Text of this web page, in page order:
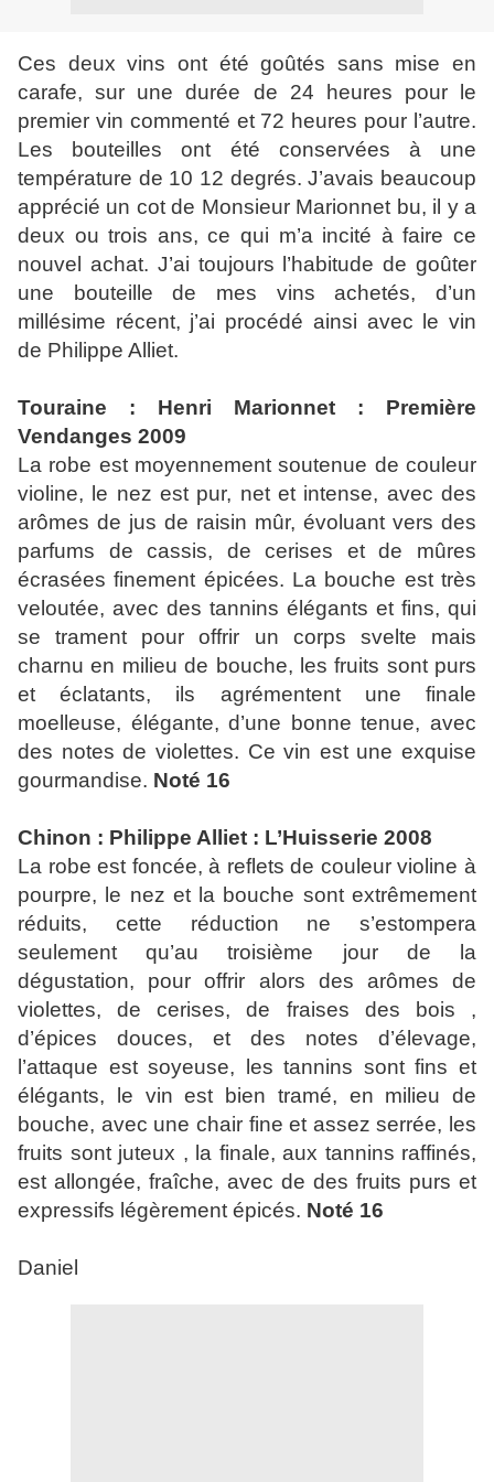
Ces deux vins ont été goûtés sans mise en
carafe, sur une durée de 24 heures pour le
premier vin commenté et 72 heures pour l’autre.
Les bouteilles ont été conservées à une
température de 10 12 degrés. J’avais beaucoup
apprécié un cot de Monsieur Marionnet bu, il y a
deux ou trois ans, ce qui m’a incité à faire ce
nouvel achat. J’ai toujours l’habitude de goûter
une bouteille de mes vins achetés, d’un
millésime récent, j’ai procédé ainsi avec le vin
de Philippe Alliet.
Touraine : Henri Marionnet : Première
Vendanges 2009
La robe est moyennement soutenue de couleur
violine, le nez est pur, net et intense, avec des
arômes de jus de raisin mûr, évoluant vers des
parfums de cassis, de cerises et de mûres
écrasées finement épicées. La bouche est très
veloutée, avec des tannins élégants et fins, qui
se trament pour offrir un corps svelte mais
charnu en milieu de bouche, les fruits sont purs
et éclatants, ils agrémentent une finale
moelleuse, élégante, d’une bonne tenue, avec
des notes de violettes. Ce vin est une exquise
gourmandise. Noté 16
Chinon : Philippe Alliet : L’Huisserie 2008
La robe est foncée, à reflets de couleur violine à
pourpre, le nez et la bouche sont extrêmement
réduits, cette réduction ne s’estompera
seulement qu’au troisième jour de la
dégustation, pour offrir alors des arômes de
violettes, de cerises, de fraises des bois ,
d’épices douces, et des notes d’élevage,
l’attaque est soyeuse, les tannins sont fins et
élégants, le vin est bien tramé, en milieu de
bouche, avec une chair fine et assez serrée, les
fruits sont juteux , la finale, aux tannins raffinés,
est allongée, fraîche, avec de des fruits purs et
expressifs légèrement épicés. Noté 16
Daniel